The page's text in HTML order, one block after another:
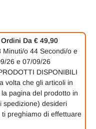
Da € 49,90
Minuti/o 43 Secondi/o e
26 e 07/09/26
DISPONIBILI
volta che gli articoli in
pagina del prodotto in
spedizione) desideri
preghiamo di effettuare